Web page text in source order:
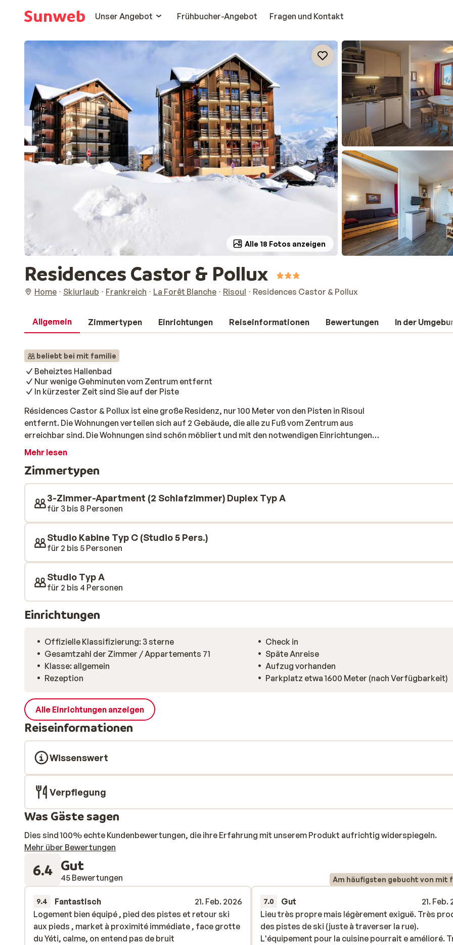
Unser Angebot
Frühbucher-Angebot Fragen und Kontakt
Alle 18 Fotos anzeigen
Residences Castor & Pollux
Home Skiurlaub Frankreich La Forêt Blanche Risoul Residences Castor & Pollux
Allgemein Zimmertypen Einrichtungen Reiseinformationen Bewertungen In der
beliebt bei mit familie
Beheiztes Hallenbad
Nur wenige Gehminuten vom Zentrum entfernt
In kürzester Zeit sind Sie auf der Piste
Résidences Castor & Pollux ist eine große Residenz, nur 100 Meter von den Pisten in Risoul
entfernt. Die Wohnungen verteilen sich auf 2 Gebäude, die alle zu Fuß vom Zentrum aus
erreichbar sind. Die Wohnungen sind schön möbliert und mit den notwendigen Einrichtungen
ausgestattet. Machen Sie es sich nach einem Tag Slalom auf der Piste in Ihrer Wohnung
eine Reihe von Bars, um den Tag bei einem Drink ausklingen zu lassen.
Mehr lesen
Zimmertypen
3-Zimmer-Apartment (2 Schlafzimmer) Duplex Typ A
für 3 bis 8 Personen
Studio Kabine Typ C (Studio 5 Pers.)
für 2 bis 5 Personen
Studio Typ A
für 2 bis 4 Personen
Einrichtungen
Offizielle Klassifizierung: 3 sterne
Gesamtzahl der Zimmer / Appartements 71
Klasse: allgemein
Rezeption
Check in
Späte Anreise
Aufzug vorhanden
Parkplatz etwa 1600 Meter (nach Verfügbarkeit)
Alle Einrichtungen anzeigen
Reiseinformationen
Wissenswert
Verpflegung
Was Gäste sagen
Dies sind 100% echte Kundenbewertungen, die ihre Erfahrung mit unserem Produkt aufrichtig widerspiegeln.
Mehr über Bewertungen
6.4 Gut
45 Bewertungen Am häufigsten gebucht von mit
9.4 Fantastisch
21. Feb. 2026
Logement bien équipé , pied des pistes et retour ski
aux pieds , market à proximité immédiate , face grotte
du Yéti, calme, on entend pas de bruit
Logement bien équipé , pied des pistes et retour ski
aux pieds , market à proximité immédiate , face grotte
du Yéti, calme, on entend pas de bruit
7.0 Gut
21. Feb.
Lieu très propre mais légèrement exiguë. Très
des pistes de ski (juste à traverser la rue).
L'équipement pour la cuisine pourrait e amélioré.
Lieu très propre mais légèrement exiguë. Très
des pistes de ski (juste à traverser la rue).
L'équipement pour la cuisine pourrait e amélioré.